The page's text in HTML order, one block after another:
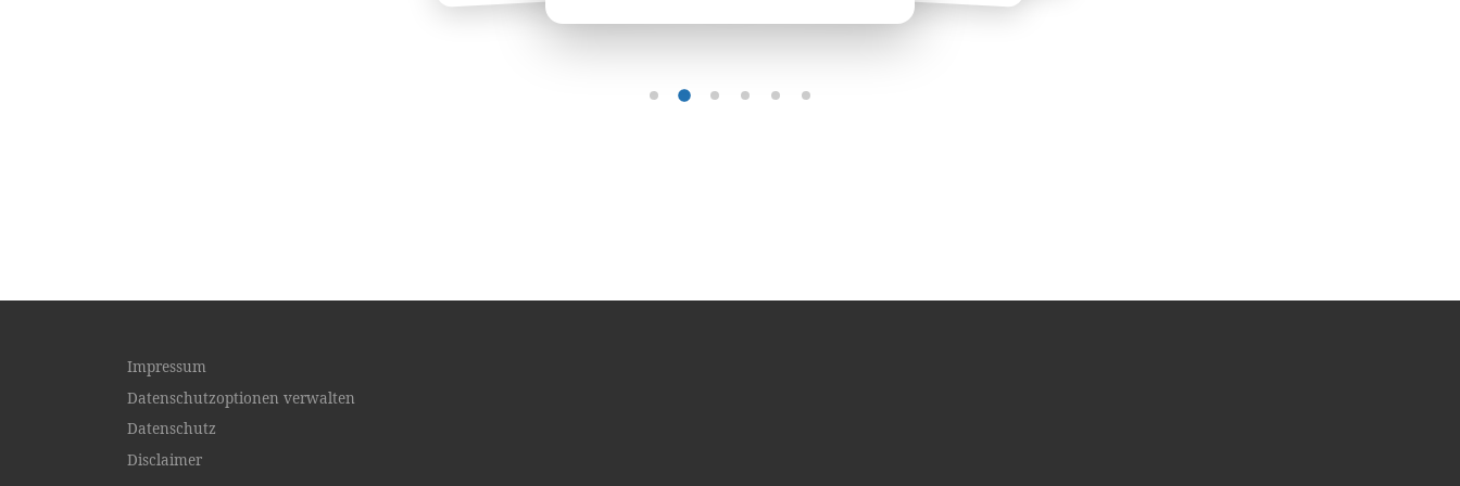
Übung 1
Übung 2
Übung 3Übung 4Übung 5Übung 6
Impressum
Datenschutzoptionen verwalten
Datenschutz
Disclaimer